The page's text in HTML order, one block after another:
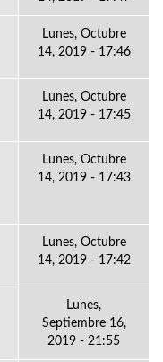
Lunes, Octubre
14, 2019 - 17:46
Lunes, Octubre
14, 2019 - 17:45
Lunes, Octubre
14, 2019 - 17:43
Lunes, Octubre
14, 2019 - 17:42
Lunes,
Septiembre 16,
2019 - 21:55